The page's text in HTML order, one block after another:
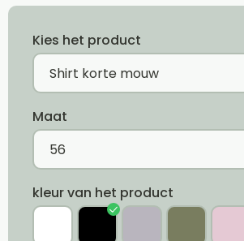
Kies het product
Maat
kleur van het product